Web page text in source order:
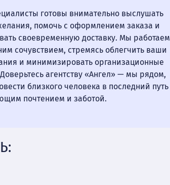
готовы внимательно выслушать
помочь с оформлением заказа и
своевременную доставку. Мы работаем
сочувствием, стремясь облегчить ваши
и минимизировать организационные
агентству «Ангел» — мы рядом,
близкого человека в последний путь
почтением и заботой.